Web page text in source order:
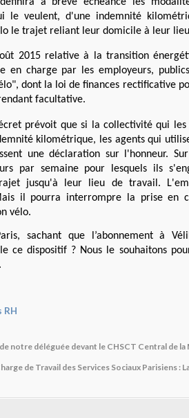
le veulent, d'une indemnité
le trajet reliant leur domicile à leur
2015 relative à la transition
en charge par les employeurs,
dont la loi de finances rectificative
facultative.
prévoit que si la collectivité qui
kilométrique, les agents qui
une déclaration sur l'honneur.
par semaine pour lesquels ils
jusqu'à leur lieu de travail.
il pourra interrompre la prise en
vélo.
sachant que l’abonnement à
ce dispositif ? Nous le souhaitons
notre déléguée devant le CHSCT Central de la
de Travail des Services Sociaux Parisiens :